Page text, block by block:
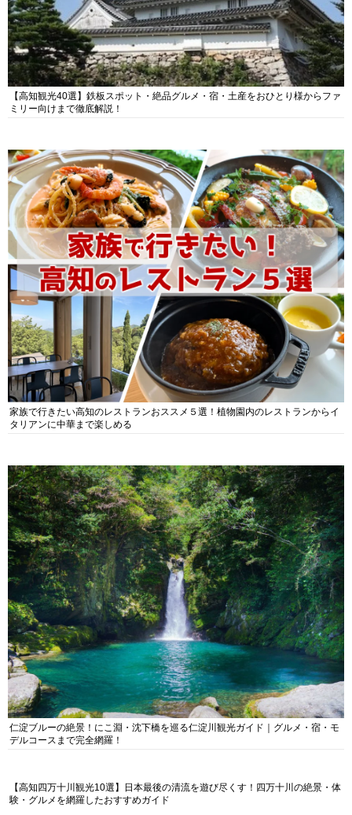
【高知観光40選】鉄板スポット・絶品グルメ・宿・土産をおひとり様からファ
ミリー向けまで徹底解説！
家族で行きたい高知のレストランおススメ５選！植物園内のレストランからイ
タリアンに中華まで楽しめる
仁淀ブルーの絶景！にこ淵・沈下橋を巡る仁淀川観光ガイド｜グルメ・宿・モ
デルコースまで完全網羅！
【高知四万十川観光10選】日本最後の清流を遊び尽くす！四万十川の絶景・体
験・グルメを網羅したおすすめガイド